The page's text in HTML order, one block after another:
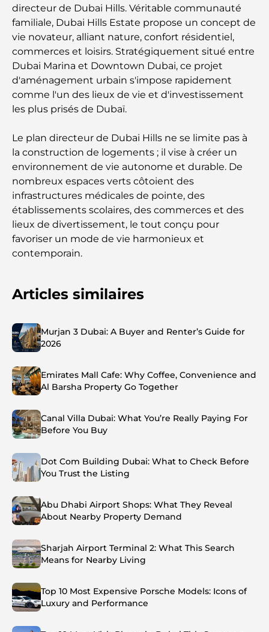
directeur de Dubai Hills. Véritable communauté
familiale, Dubai Hills Estate propose un concept de
vie novateur, alliant nature, confort résidentiel,
commerces et loisirs. Stratégiquement situé entre
Dubai Marina et Downtown Dubai, ce projet
d'aménagement urbain s'impose rapidement
comme l'un des lieux de vie et d'investissement
les plus prisés de Dubaï.
Le plan directeur de Dubai Hills ne se limite pas à
la construction de logements ; il vise à créer un
environnement de vie autonome et durable. De
nombreux espaces verts côtoient des
infrastructures médicales de pointe, des
établissements scolaires, des commerces et des
lieux de divertissement, le tout conçu pour
favoriser un mode de vie harmonieux et
contemporain.
Articles similaires
Murjan 3 Dubai: A Buyer and Renter’s Guide for
2026
Emirates Mall Cafe: Why Coffee, Convenience and
Al Barsha Property Go Together
Canal Villa Dubai: What You’re Really Paying For
Before You Buy
Dot Com Building Dubai: What to Check Before
You Trust the Listing
Abu Dhabi Airport Shops: What They Reveal
About Nearby Property Demand
Sharjah Airport Terminal 2: What This Search
Means for Nearby Living
Top 10 Most Expensive Porsche Models: Icons of
Luxury and Performance